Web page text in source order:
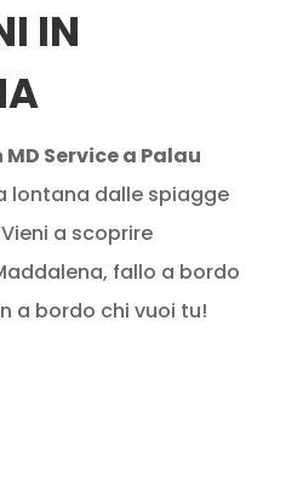
IN
Service a Palau
lontana dalle spiagge
a scoprire
fallo a bordo
a bordo chi vuoi tu!